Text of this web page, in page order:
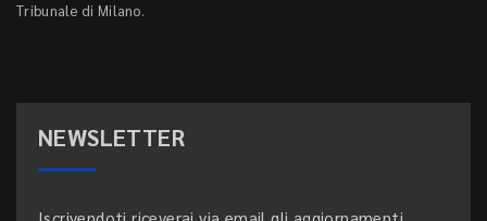
Tribunale di Milano.
NEWSLETTER